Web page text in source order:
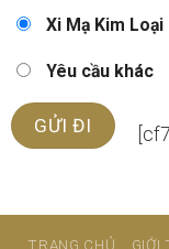
Xi Mạ Kim Loại
Yêu cầu khác
TRANG CHỦ GIỚI